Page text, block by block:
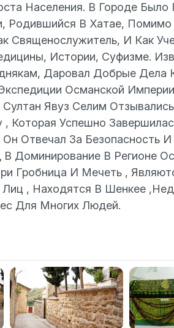
Населения. В Городе
Родившийся В Хатае, Помимо
Священослужитель, И Как
Истории, Суфизме.
Даровал Добрые Дела
Османской
Явуз Селим
, Которая Успешно
Отвечал За Безопасность
В Доминирование В Регионе
Гробница И Мечеть ,
Лиц , Находятся В Шенкее
Для Многих Людей.